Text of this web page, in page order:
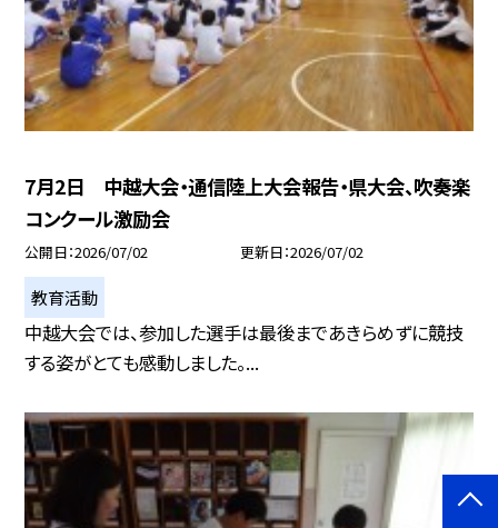
7月2日 中越大会・通信陸上大会報告・県大会、吹奏楽
コンクール激励会
公開日 2026/07/02 更新日 2026/07/02
教育活動
中越大会では、参加した選手は最後まであきらめずに競技
する姿がとても感動しました。...